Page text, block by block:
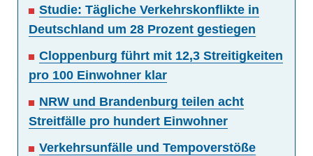
Studie: Tägliche Verkehrskonflikte in
Deutschland um 28 Prozent gestiegen
Cloppenburg führt mit 12,3 Streitigkeiten
pro 100 Einwohner klar
NRW und Brandenburg teilen acht
Streitfälle pro hundert Einwohner
Verkehrsunfälle und Tempoverstöße